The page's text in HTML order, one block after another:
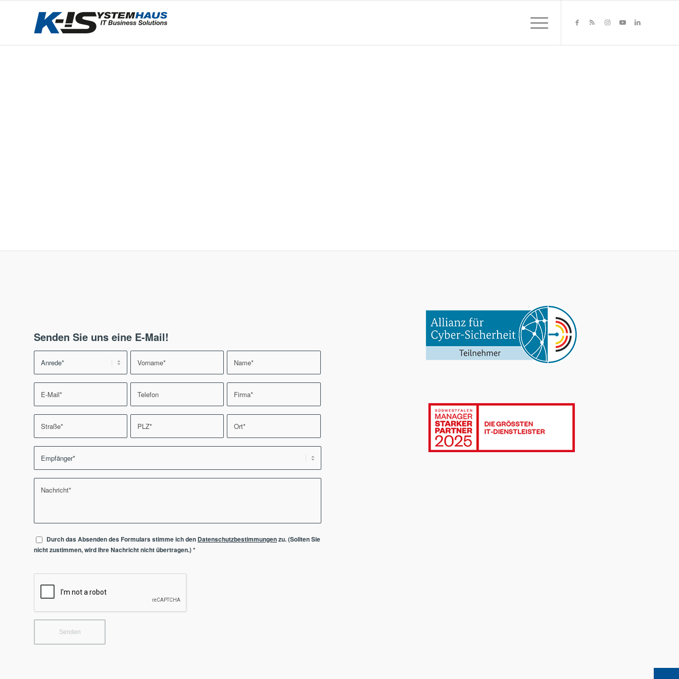
Senden Sie uns eine E-Mail!
Durch das Absenden des Formulars stimme ich den Datenschutzbestimmungenzu. (Sollten Sie
nicht zustimmen, wird Ihre Nachricht nicht übertragen.)*